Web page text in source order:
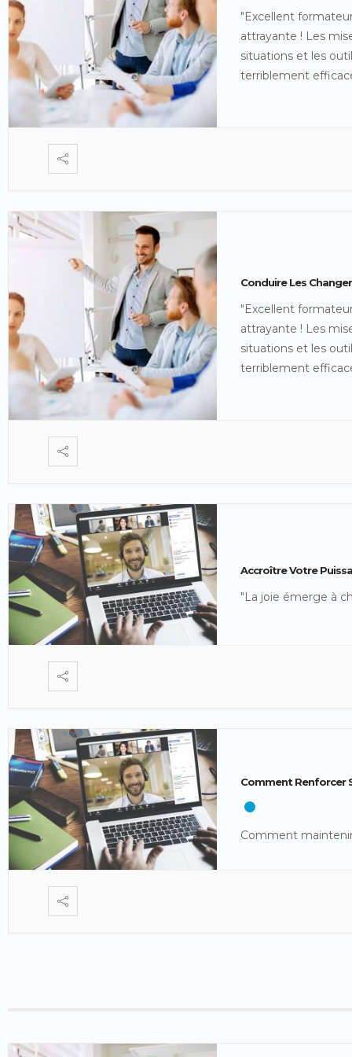
"Excellent
attrayante ! Les
situations et les
terriblement
Conduire Les
"Excellent
attrayante ! Les
situations et les
terriblement
Accroître Votre
"La joie émerge à
Comment Renforcer
Comment